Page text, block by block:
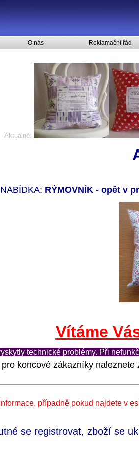
O nás Reklamační řád
Aktuálně:
RÝMOVNÍK - opět v
Vítáme
technické problémy. Při
koncové zákazníky naleznete
případně pokud najdete v
se registrovat, zboží se